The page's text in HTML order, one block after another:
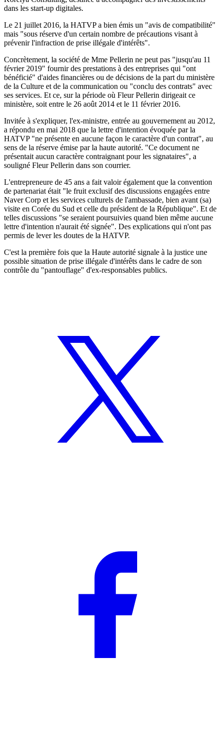
dans les start-up digitales.
Le 21 juillet 2016, la HATVP a bien émis un "avis de compatibilité"
mais "sous réserve d'un certain nombre de précautions visant à
prévenir l'infraction de prise illégale d'intérêts".
Concrètement, la société de Mme Pellerin ne peut pas "jusqu'au 11
février 2019" fournir des prestations à des entreprises qui "ont
bénéficié" d'aides financières ou de décisions de la part du ministère
de la Culture et de la communication ou "conclu des contrats" avec
ses services. Et ce, sur la période où Fleur Pellerin dirigeait ce
ministère, soit entre le 26 août 2014 et le 11 février 2016.
Invitée à s'expliquer, l'ex-ministre, entrée au gouvernement au 2012,
a répondu en mai 2018 que la lettre d'intention évoquée par la
HATVP "ne présente en aucune façon le caractère d'un contrat", au
sens de la réserve émise par la haute autorité. "Ce document ne
présentait aucun caractère contraignant pour les signataires", a
souligné Fleur Pellerin dans son courrier.
L'entrepreneure de 45 ans a fait valoir également que la convention
de partenariat était "le fruit exclusif des discussions engagées entre
Naver Corp et les services culturels de l'ambassade, bien avant (sa)
visite en Corée du Sud et celle du président de la République". Et de
telles discussions "se seraient poursuivies quand bien même aucune
lettre d'intention n'aurait été signée". Des explications qui n'ont pas
permis de lever les doutes de la HATVP.
C'est la première fois que la Haute autorité signale à la justice une
possible situation de prise illégale d'intérêts dans le cadre de son
contrôle du "pantouflage" d'ex-responsables publics.